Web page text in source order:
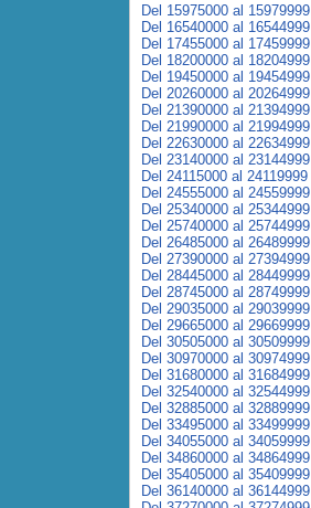
Del 15975000 al 15979999
Del 16540000 al 16544999
Del 17455000 al 17459999
Del 18200000 al 18204999
Del 19450000 al 19454999
Del 20260000 al 20264999
Del 21390000 al 21394999
Del 21990000 al 21994999
Del 22630000 al 22634999
Del 23140000 al 23144999
Del 24115000 al 24119999
Del 24555000 al 24559999
Del 25340000 al 25344999
Del 25740000 al 25744999
Del 26485000 al 26489999
Del 27390000 al 27394999
Del 28445000 al 28449999
Del 28745000 al 28749999
Del 29035000 al 29039999
Del 29665000 al 29669999
Del 30505000 al 30509999
Del 30970000 al 30974999
Del 31680000 al 31684999
Del 32540000 al 32544999
Del 32885000 al 32889999
Del 33495000 al 33499999
Del 34055000 al 34059999
Del 34860000 al 34864999
Del 35405000 al 35409999
Del 36140000 al 36144999